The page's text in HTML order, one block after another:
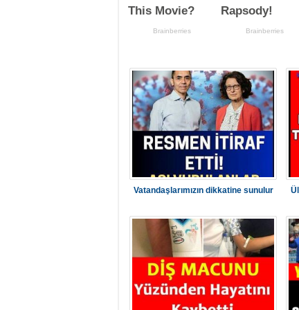
Vatandaşlarımızın dikkatine sunulur